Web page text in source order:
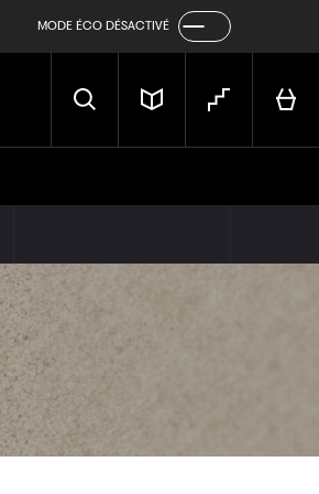
MODE ÉCO DÉSACTIVÉ